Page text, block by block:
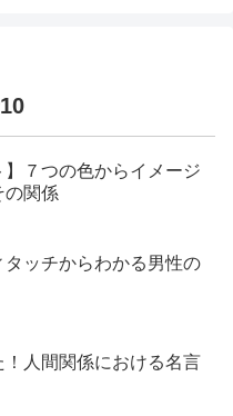
】７つの色からイメージ
の関係
タッチからわかる男性の
！人間関係における名言